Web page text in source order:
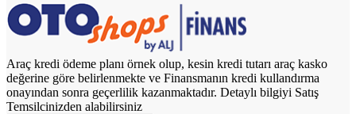
Araç kredi ödeme planı örnek olup, kesin kredi tutarı araç kasko
değerine göre belirlenmekte ve Finansmanın kredi kullandırma
onayından sonra geçerlilik kazanmaktadır. Detaylı bilgiyi Satış
Temsilcinizden alabilirsiniz